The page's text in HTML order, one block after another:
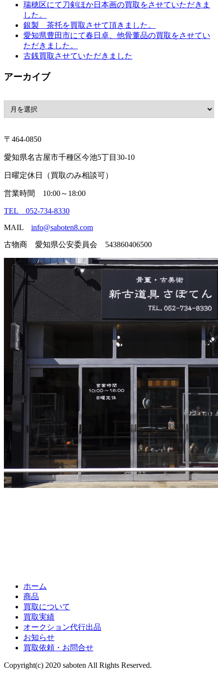
瑞穂区にて刀剣ほか日本画の買取をさせていただきま
した。
銀製 茶托を買取させて頂きました。
愛知県豊田市にて春日卓、他骨董品の買取をさせてい
ただきました。
古銭買取させていただきました
アーカイブ
〒464-0850
愛知県名古屋市千種区今池5丁目30-10
日曜定休日（買取のみ相談可）
営業時間 10:00～18:00
TEL 052-734-8330
MAIL info@saboten8.com
古物商 愛知県公安委員会 543860406500
ホーム
商品
買取について
買取実績
オークション代行出品
お知らせ
買取依頼・お問合せ
Copyright(c) 2020 saboten All Rights Reserved.